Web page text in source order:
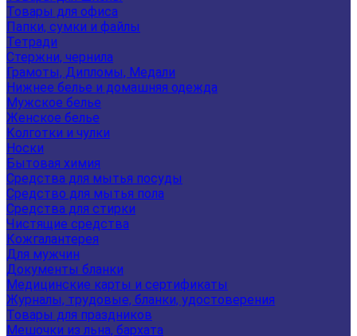
Товары для офиса
Папки, сумки и файлы
Тетради
Стержни, чернила
Грамоты, Дипломы, Медали
Нижнее белье и домашняя одежда
Мужское белье
Женское белье
Колготки и чулки
Носки
Бытовая химия
Средства для мытья посуды
Средство для мытья пола
Средства для стирки
Чистящие средства
Кожгалантерея
Для мужчин
Документы бланки
Медицинские карты и сертификаты
Журналы, трудовые, бланки, удостоверения
Товары для праздников
Мешочки из льна, бархата